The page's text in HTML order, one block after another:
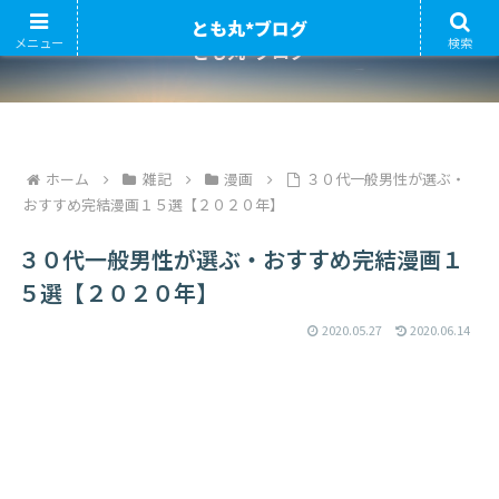
とも丸*ブログ
ホーム 雑記 漫画
３０代一般男性が選ぶ・
おすすめ完結漫画１５選【２０２０年】
３０代一般男性が選ぶ・おすすめ完結漫画１
５選【２０２０年】
2020.05.27 2020.06.14
メニュー
とも丸*ブログ
検索